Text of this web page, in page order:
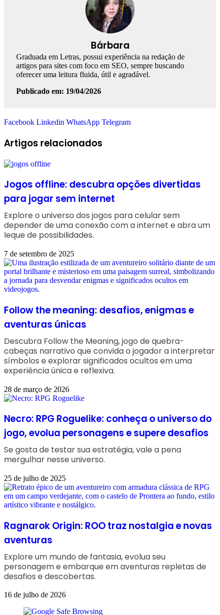
Bárbara
Graduada em Letras, possui experiência na redação de
artigos para sites com foco em SEO, sempre buscando
oferecer uma leitura fluida, útil e agradável.
Publicado em: 19/04/2026
Facebook Linkedin WhatsApp Telegram
Artigos relacionados
Jogos offline: descubra opções divertidas
para jogar sem internet
Explore o universo dos jogos para celular sem
depender de uma conexão com a internet e abra um
leque de possibilidades.
7 de setembro de 2025
Follow the meaning: desafios, enigmas e
aventuras únicas
Descubra Follow the Meaning, jogo de quebra-
cabeças narrativo que convida o jogador a interpretar
símbolos e explorar significados ocultos em uma
experiência única e reflexiva.
28 de março de 2026
Necro: RPG Roguelike: conheça o universo do
jogo, evolua personagens e supere desafios
Se gosta de testar sua estratégia, vale a pena
mergulhar nesse universo.
25 de julho de 2025
Ragnarok Origin: ROO traz nostalgia e novas
aventuras
Explore um mundo de fantasia, evolua seu
personagem e embarque em aventuras repletas de
desafios e descobertas.
16 de julho de 2026